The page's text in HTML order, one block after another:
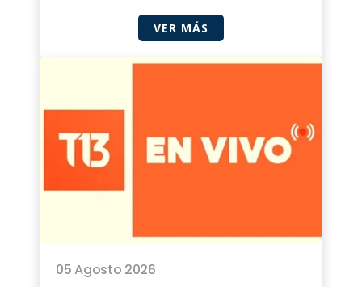
VER MÁS
05 Agosto 2026